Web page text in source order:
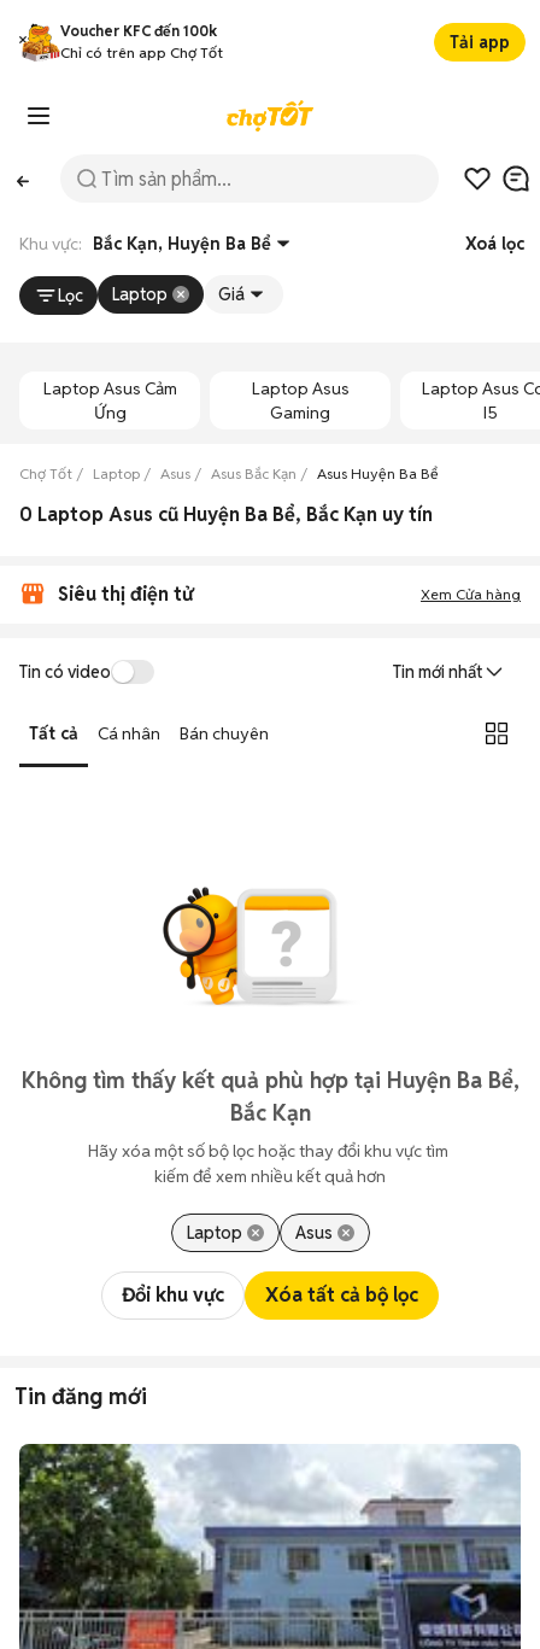
Voucher KFC đến 100k
Chỉ có trên app Chợ Tốt
Tải app
Khu vực: Bắc Kạn, Huyện Ba Bể Xoá lọc
Lọc Laptop Giá
Laptop Asus Cảm
Ứng
Laptop Asus
Gaming
Laptop Asus
I5
Chợ Tốt Laptop Asus Asus Bắc Kạn Asus Huyện Ba Bể
0 Laptop Asus cũ Huyện Ba Bể, Bắc Kạn uy tín
Siêu thị điện tử Xem Cửa hàng
Tin có video Tin mới nhất
Tất cả Cá nhân Bán chuyên
Không tìm thấy kết quả phù hợp tại Huyện Ba Bể,
Bắc Kạn
Hãy xóa một số bộ lọc hoặc thay đổi khu vực tìm
kiếm để xem nhiều kết quả hơn
Laptop Asus
Đổi khu vực Xóa tất cả bộ lọc
Tin đăng mới